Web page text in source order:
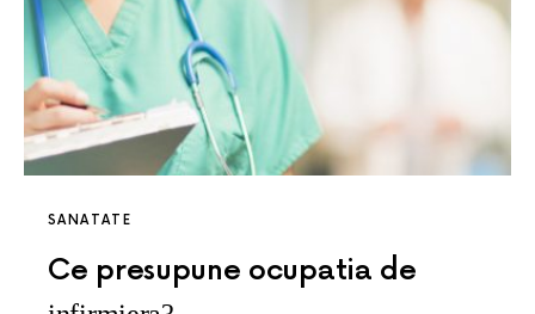
SANATATE
Ce presupune ocupatia de